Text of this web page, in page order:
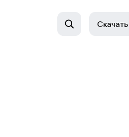
Скачать